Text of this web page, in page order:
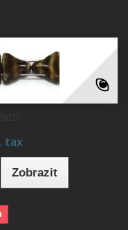
tax
Zobrazit